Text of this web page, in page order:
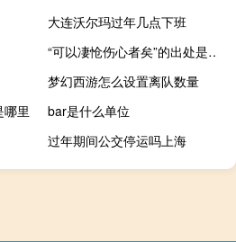
大连沃尔玛过年几点下班
“可以凄怆伤心者矣”的出处是哪里
梦幻西游怎么设置离队数量
哪里
bar是什么单位
过年期间公交停运吗上海